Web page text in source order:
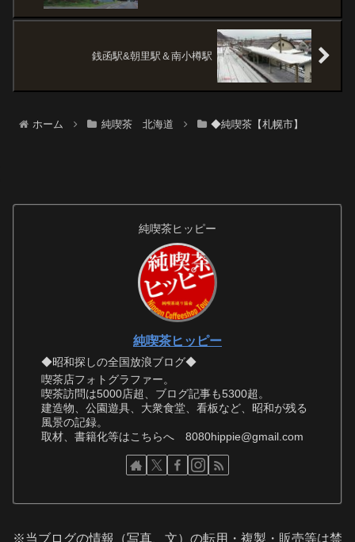
銭函駅&朝里駅＆南小樽駅
ホーム 純喫茶 北海道 ◆純喫茶【札幌市】
純喫茶ヒッピー
純喫茶ヒッピー
◆昭和探しの全国放浪ブログ◆
喫茶店フォトグラファー。
喫茶訪問は5000店超、ブログ記事も5300超。
建造物、公園遊具、大衆食堂、看板など、昭和が残る
風景の記録。
取材、書籍化等はこちらへ 8080hippie@gmail.com
※当ブログの情報（写真、文）の転用・複製・販売等は禁